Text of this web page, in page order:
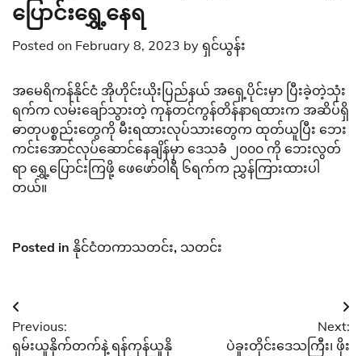
ပြောင်းရွှေ့နေရ
Posted on February 8, 2023 by ရှင်ယွန်း
အမေရိကန်နိုင်ငံ အိုဟိုင်းယိုးပြည်နယ် အရှေ့ပိုင်းမှာ ပြီးခဲ့တဲ့သုံး
ရက်က လမ်းချော်သွားတဲ့ ကုန်တင်ကွန်တိန်နာရထားက အဆိပ်ရှိ
ဓာတုပစ္စည်းတွေကို မီးရထားလုပ်သားတွေက ထုတ်ယူပြီး ဘေး
ကင်းအောင်လုပ်ဆောင်နေချိန်မှာ ဒေသခံ ၂၀၀၀ ကို ဘေးလွတ်
ရာ ရွှေ့ပြောင်းကြဖို့ ဖေဖော်ဝါရီ ၆ရက်က ညွှန်ကြားထားပါ
တယ်။
Posted in နိုင်ငံတကာသတင်း, သတင်း
Post
navigation
Previous:
ရှမ်းယူနိုက်တက်နဲ့ ရန်ကုန်ယူနို
Next:
ပဲခူးတိုင်းဒေသကြီး၊ ဖိုး